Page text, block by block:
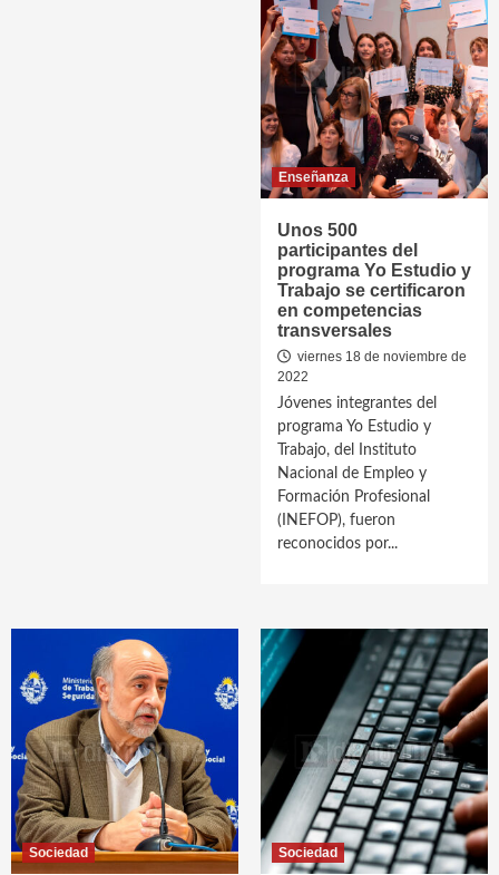
Enseñanza
Unos 500
participantes del
programa Yo Estudio y
Trabajo se certificaron
en competencias
transversales
viernes 18 de noviembre de
2022
Jóvenes integrantes del
programa Yo Estudio y
Trabajo, del Instituto
Nacional de Empleo y
Formación Profesional
(INEFOP), fueron
reconocidos por...
Sociedad Sociedad